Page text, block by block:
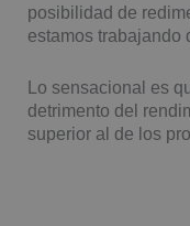
posibilidad de
estamos trabajando
Lo sensacional es
detrimento del
superior al de los